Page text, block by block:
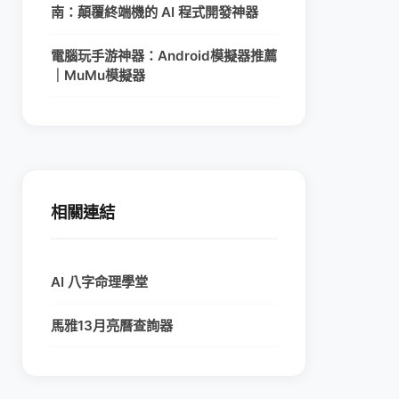
南：顛覆終端機的 AI 程式開發神器
電腦玩手游神器：Android模擬器推薦
｜MuMu模擬器
相關連結
AI 八字命理學堂
馬雅13月亮曆查詢器